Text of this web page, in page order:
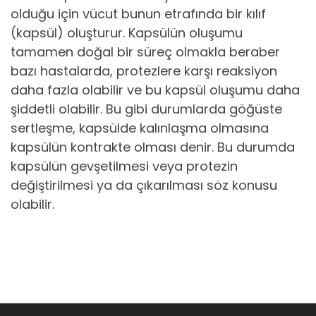
olduğu için vücut bunun etrafında bir kılıf
(kapsül) oluşturur. Kapsülün oluşumu
tamamen doğal bir süreç olmakla beraber
bazı hastalarda, protezlere karşı reaksiyon
daha fazla olabilir ve bu kapsül oluşumu daha
şiddetli olabilir. Bu gibi durumlarda göğüste
sertleşme, kapsülde kalınlaşma olmasına
kapsülün kontrakte olması denir. Bu durumda
kapsülün gevşetilmesi veya protezin
değiştirilmesi ya da çıkarılması söz konusu
olabilir.